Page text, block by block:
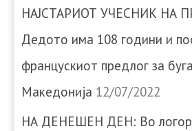
НАЈСТАРИОТ УЧЕСНИК НА
Дедото има 108 години и
францускиот предлог за
Македонија 12/07/2022
НА ДЕНЕШЕН ДЕН: Во